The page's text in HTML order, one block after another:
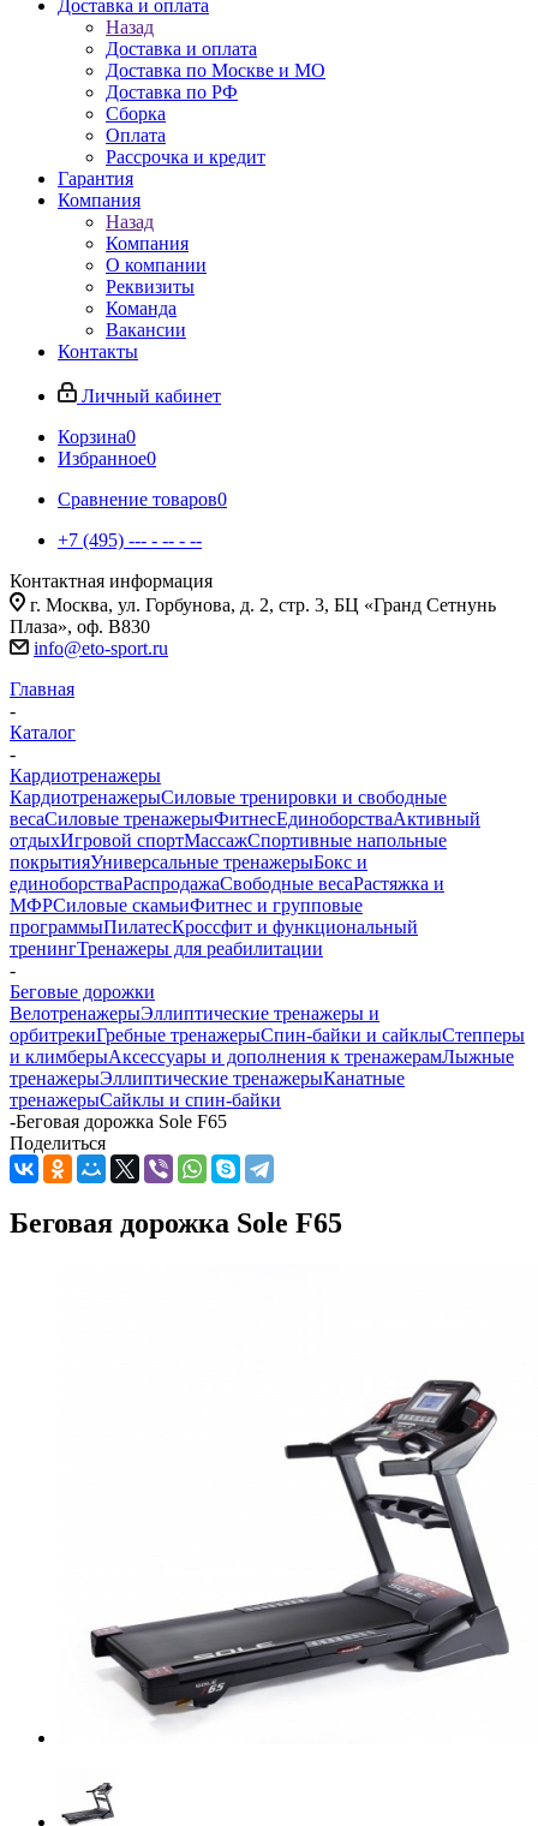
Доставка и оплата
Назад
Доставка и оплата
Доставка по Москве и МО
Доставка по РФ
Сборка
Оплата
Рассрочка и кредит
Гарантия
Компания
Назад
Компания
О компании
Реквизиты
Команда
Вакансии
Контакты
Личный кабинет
Корзина0
Избранное0
Сравнение товаров0
+7 (495) --- - -- - --
Контактная информация
г. Москва, ул. Горбунова, д. 2, стр. 3, БЦ «Гранд Сетнунь
Плаза», оф. В830
info@eto-sport.ru
Главная
-
Каталог
-
Кардиотренажеры
КардиотренажерыСиловые тренировки и свободные
весаСиловые тренажерыФитнесЕдиноборстваАктивный
отдыхИгровой спортМассажСпортивные напольные
покрытияУниверсальные тренажерыБокс и
единоборстваРаспродажаСвободные весаРастяжка и
МФРСиловые скамьиФитнес и групповые
программыПилатесКроссфит и функциональный
тренингТренажеры для реабилитации
-
Беговые дорожки
ВелотренажерыЭллиптические тренажеры и
орбитрекиГребные тренажерыСпин-байки и сайклыСтепперы
и климберыАксессуары и дополнения к тренажерамЛыжные
тренажерыЭллиптические тренажерыКанатные
тренажерыСайклы и спин-байки
-Беговая дорожка Sole F65
Поделиться
Беговая дорожка Sole F65